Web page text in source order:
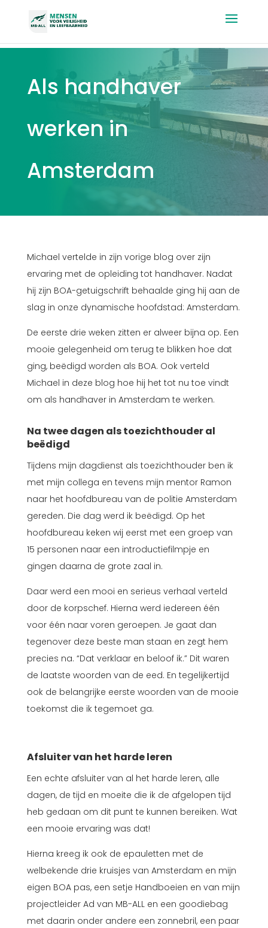
Als handhaver
werken in
Amsterdam
Michael vertelde in zijn vorige blog over zijn
ervaring met de opleiding tot handhaver. Nadat
hij zijn BOA-getuigschrift behaalde ging hij aan de
slag in onze dynamische hoofdstad: Amsterdam.
De eerste drie weken zitten er alweer bijna op. Een
mooie gelegenheid om terug te blikken hoe dat
ging, beëdigd worden als BOA. Ook verteld
Michael in deze blog hoe hij het tot nu toe vindt
om als handhaver in Amsterdam te werken.
Na twee dagen als toezichthouder al
beëdigd
Tijdens mijn dagdienst als toezichthouder ben ik
met mijn collega en tevens mijn mentor Ramon
naar het hoofdbureau van de politie Amsterdam
gereden. Die dag werd ik beëdigd. Op het
hoofdbureau keken wij eerst met een groep van
15 personen naar een introductiefilmpje en
gingen daarna de grote zaal in.
Daar werd een mooi en serieus verhaal verteld
door de korpschef. Hierna werd iedereen één
voor één naar voren geroepen. Je gaat dan
tegenover deze beste man staan en zegt hem
precies na. “Dat verklaar en beloof ik.” Dit waren
de laatste woorden van de eed. En tegelijkertijd
ook de belangrijke eerste woorden van de mooie
toekomst die ik tegemoet ga.
Afsluiter van het harde leren
Een echte afsluiter van al het harde leren, alle
dagen, de tijd en moeite die ik de afgelopen tijd
heb gedaan om dit punt te kunnen bereiken. Wat
een mooie ervaring was dat!
Hierna kreeg ik ook de epauletten met de
welbekende drie kruisjes van Amsterdam en mijn
eigen BOA pas, een setje Handboeien en van mijn
projectleider Ad van MB-ALL en een goodiebag
met daarin onder andere een zonnebril, een paar